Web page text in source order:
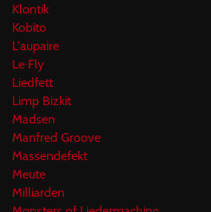
Klontik
Kobito
L'aupaire
Le Fly
Liedfett
Limp Bizkit
Madsen
Manfred Groove
Massendefekt
Meute
Milliarden